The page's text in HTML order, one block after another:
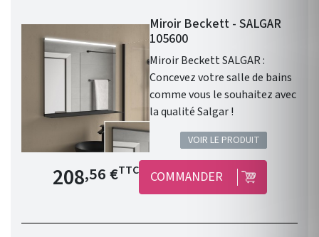
d'un espace enveloppant avec
un charme intemporel.
Disponible en 2 formats,
800mm ou 600mm, il
s'adapteras parfaitement à
votre intérieur.
Miroir Beckett - SALGAR
105600
Miroir Beckett SALGAR :
Concevez votre salle de bains
comme vous le souhaitez avec
la qualité Salgar !
VOIR LE PRODUIT
Prix de base
208,56 €TTC COMMANDER